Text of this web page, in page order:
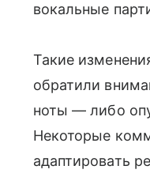
вокальные
Такие
обратили
ноты — либо
Некоторые
адаптировать